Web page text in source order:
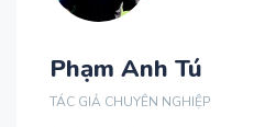
Phạm Anh Tú
TÁC GIẢ CHUYÊN NGHIỆP